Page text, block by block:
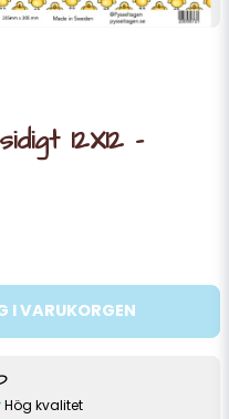
12X12 -
I VARUKORGEN
Hög kvalitet